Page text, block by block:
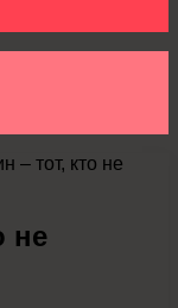
– тот, кто не
не